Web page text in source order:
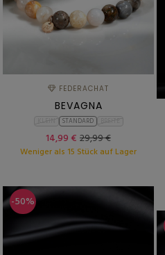
FEDERACHAT
BEVAGNA
STANDARD
14,99 € 29,99 €
Weniger als 15 Stück auf Lager
-50%